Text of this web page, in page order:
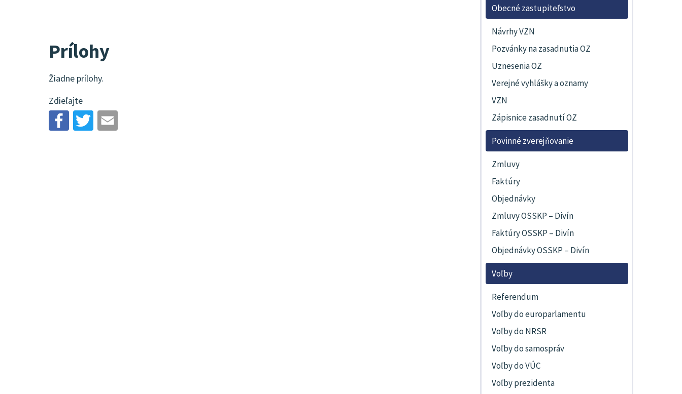
Prílohy
Žiadne prílohy.
Zdieľajte
Obecné zastupiteľstvo
Návrhy VZN
Pozvánky na zasadnutia OZ
Uznesenia OZ
Verejné vyhlášky a oznamy
VZN
Zápisnice zasadnutí OZ
Povinné zverejňovanie
Zmluvy
Faktúry
Objednávky
Zmluvy OSSKP – Divín
Faktúry OSSKP – Divín
Objednávky OSSKP – Divín
Voľby
Referendum
Voľby do europarlamentu
Voľby do NRSR
Voľby do samospráv
Voľby do VÚC
Voľby prezidenta